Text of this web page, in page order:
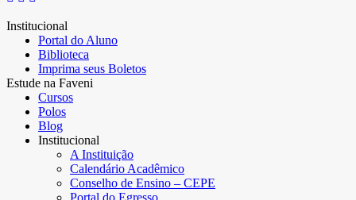
Institucional
Portal do Aluno
Biblioteca
Imprima seus Boletos
Estude na Faveni
Cursos
Polos
Blog
Institucional
A Instituição
Calendário Acadêmico
Conselho de Ensino – CEPE
Portal do Egresso